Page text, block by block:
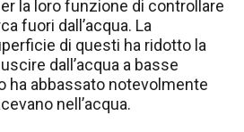
la loro funzione di controllare
fuori dall’acqua. La
di questi ha ridotto la
dall’acqua a basse
ha abbassato notevolmente
nell’acqua.